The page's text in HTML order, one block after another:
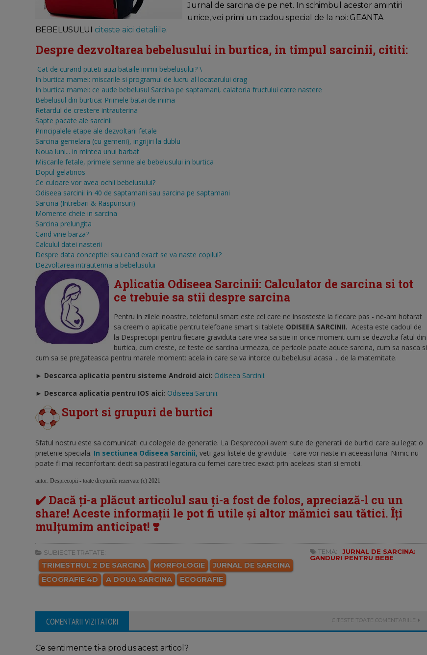
Jurnal de sarcina de pe net. In schimbul acestor amintiri
unice, vei primi un cadou special de la noi: GEANTA
BEBELUSULUI citeste aici detaliile.
Despre dezvoltarea bebelusului in burtica, in timpul sarcinii, cititi:
Cat de curand puteti auzi bataile inimii bebelusului? \
In burtica mamei: miscarile si programul de lucru al locatarului drag
In burtica mamei: ce aude bebelusul Sarcina pe saptamani, calatoria fructului catre nastere
Bebelusul din burtica: Primele batai de inima
Retardul de crestere intrauterina
Sapte pacate ale sarcinii
Principalele etape ale dezvoltarii fetale
Sarcina gemelara (cu gemeni), ingrijiri la dublu
Noua luni... in mintea unui barbat
Miscarile fetale, primele semne ale bebelusului in burtica
Dopul gelatinos
Ce culoare vor avea ochii bebelusului?
Odiseea sarcinii in 40 de saptamani sau sarcina pe saptamani
Sarcina (Intrebari & Raspunsuri)
Momente cheie in sarcina
Sarcina prelungita
Cand vine barza?
Calculul datei nasterii
Despre data conceptiei sau cand exact se va naste copilul?
Dezvoltarea intrauterina a bebelusului
Aplicatia Odiseea Sarcinii: Calculator de sarcina si tot
ce trebuie sa stii despre sarcina
Pentru in zilele noastre, telefonul smart este cel care ne insosteste la fiecare pas - ne-am hotarat
sa creem o aplicatie pentru telefoane smart si tablete ODISEEA SARCINII. Acesta este cadoul de
la Desprecopii pentru fiecare graviduta care vrea sa stie in orice moment cum se dezvolta fatul din
burtica, cum creste, ce teste de sarcina urmeaza, ce pericole poate aduce sarcina, cum sa nasca si
cum sa se pregateasca pentru marele moment: acela in care se va intorce cu bebelusul acasa ... de la maternitate.
► Descarca aplicatia pentru sisteme Android aici: Odiseea Sarcinii.
► Descarca aplicatia pentru IOS aici: Odiseea Sarcinii.
Suport si grupuri de burtici
Sfatul nostru este sa comunicati cu colegele de generatie. La Desprecopii avem sute de generatii de burtici care au legat o
prietenie speciala. In sectiunea Odiseea Sarcinii, veti gasi listele de gravidute - care vor naste in aceeasi luna. Nimic nu
poate fi mai reconfortant decit sa pastrati legatura cu femei care trec exact prin aceleasi stari si emotii.
autor: Desprecopii - toate drepturile rezervate (c) 2021
✔️ Dacă ți-a plăcut articolul sau ți-a fost de folos, apreciază-l cu un
share! Aceste informații le pot fi utile și altor mămici sau tătici. Îți
mulțumim anticipat! ❣️
SUBIECTE TRATATE:
TRIMESTRUL 2 DE SARCINA MORFOLOGIE
JURNAL DE SARCINA
ECOGRAFIE 4D
A DOUA SARCINA ECOGRAFIE
TEMA:
JURNAL DE SARCINA:
GANDURI PENTRU BEBE
COMENTARII VIZITATORI CITESTE TOATE COMENTARIILE
Ce sentimente ti-a produs acest articol?